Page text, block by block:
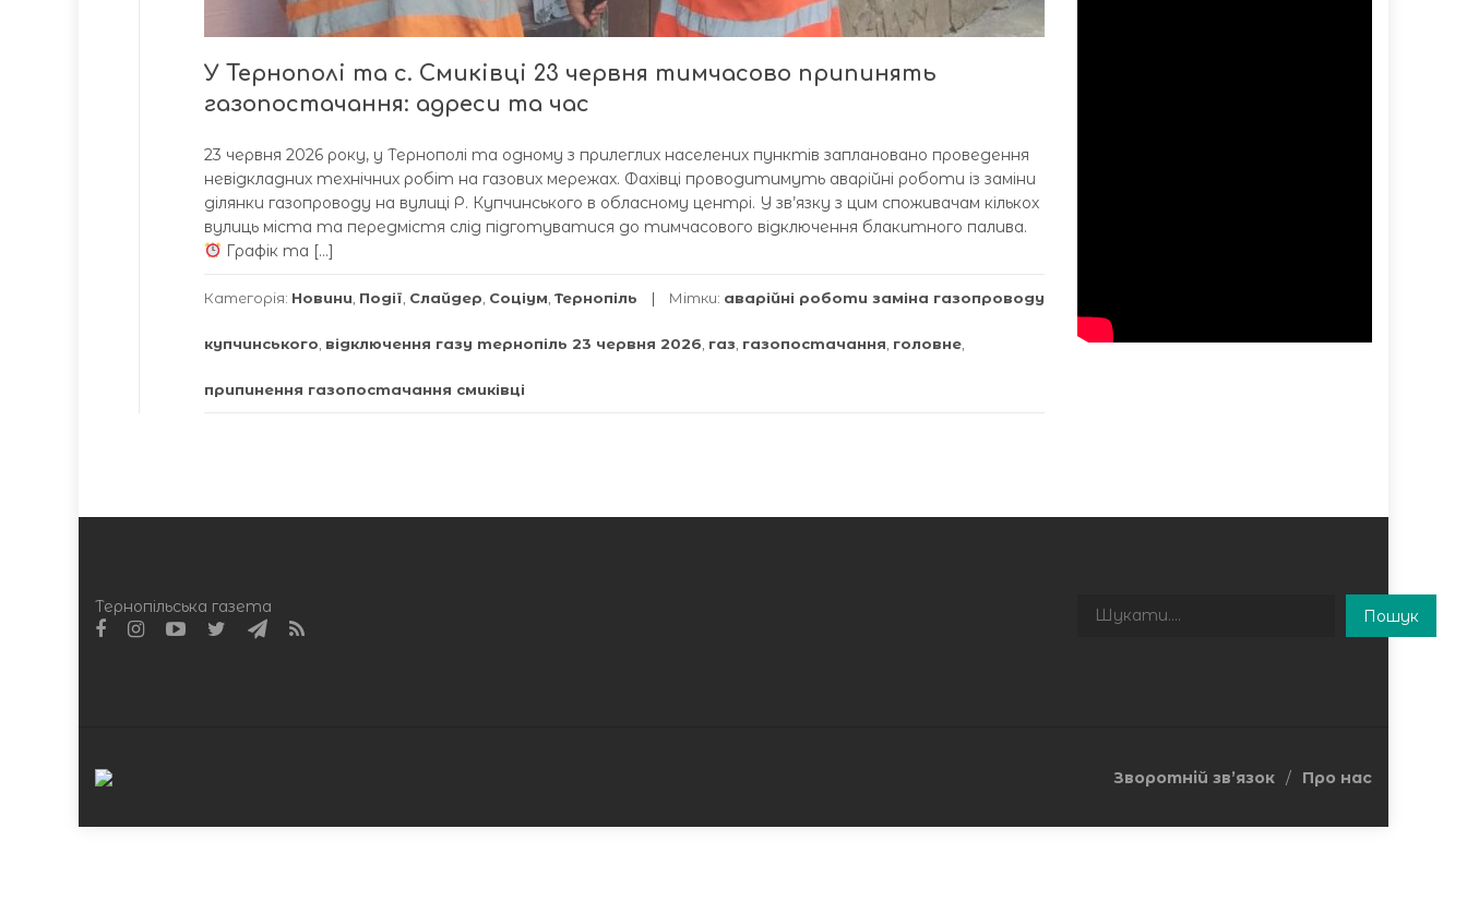
У Тернополі та с. Смиківці 23 червня тимчасово припинять
газопостачання: адреси та час
23 червня 2026 року, у Тернополі та одному з прилеглих населених пунктів заплановано проведення
невідкладних технічних робіт на газових мережах. Фахівці проводитимуть аварійні роботи із заміни
ділянки газопроводу на вулиці Р. Купчинського в обласному центрі. У зв’язку з цим споживачам кількох
вулиць міста та передмістя слід підготуватися до тимчасового відключення блакитного палива.
Графік та […]
Категорія: Новини Події Слайдер Соціум Тернопіль Мітки: аварійні роботи заміна газопроводу
купчинського відключення газу тернопіль 23 червня 2026 газ газопостачання головне
припинення газопостачання смиківці
Тернопільська газета Пошук
Пошук
Зворотній зв’язок Про нас